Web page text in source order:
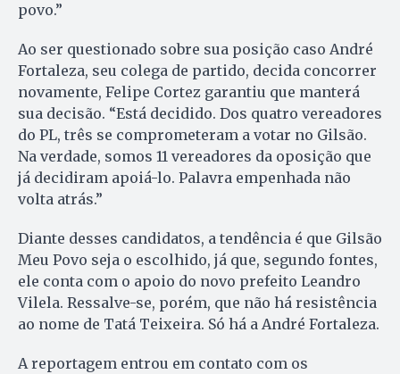
povo.”
Ao ser questionado sobre sua posição caso André
Fortaleza, seu colega de partido, decida concorrer
novamente, Felipe Cortez garantiu que manterá
sua decisão. “Está decidido. Dos quatro vereadores
do PL, três se comprometeram a votar no Gilsão.
Na verdade, somos 11 vereadores da oposição que
já decidiram apoiá-lo. Palavra empenhada não
volta atrás.”
Diante desses candidatos, a tendência é que Gilsão
Meu Povo seja o escolhido, já que, segundo fontes,
ele conta com o apoio do novo prefeito Leandro
Vilela. Ressalve-se, porém, que não há resistência
ao nome de Tatá Teixeira. Só há a André Fortaleza.
A reportagem entrou em contato com os